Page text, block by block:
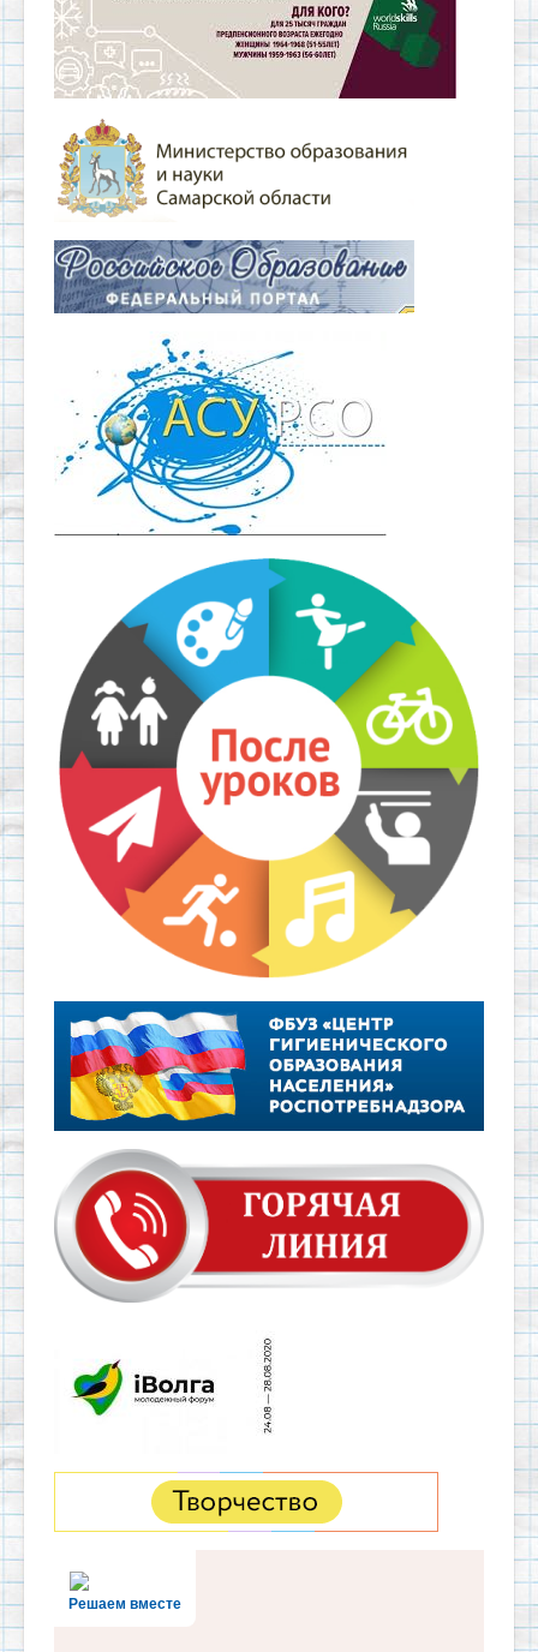
Решаем вместе